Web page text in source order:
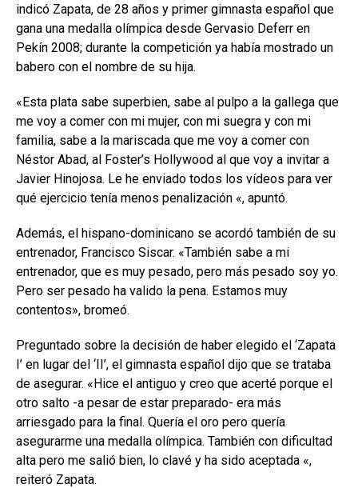
indicó Zapata, de 28 años y primer gimnasta español que
gana una medalla olímpica desde Gervasio Deferr en
Pekín 2008; durante la competición ya había mostrado un
babero con el nombre de su hija.
«Esta plata sabe superbien, sabe al pulpo a la gallega que
me voy a comer con mi mujer, con mi suegra y con mi
familia, sabe a la mariscada que me voy a comer con
Néstor Abad, al Foster’s Hollywood al que voy a invitar a
Javier Hinojosa. Le he enviado todos los vídeos para ver
qué ejercicio tenía menos penalización «, apuntó.
Además, el hispano-dominicano se acordó también de su
entrenador, Francisco Siscar. «También sabe a mi
entrenador, que es muy pesado, pero más pesado soy yo.
Pero ser pesado ha valido la pena. Estamos muy
contentos», bromeó.
Preguntado sobre la decisión de haber elegido el ‘Zapata
I’ en lugar del ‘II’, el gimnasta español dijo que se trataba
de asegurar. «Hice el antiguo y creo que acerté porque el
otro salto -a pesar de estar preparado- era más
arriesgado para la final. Quería el oro pero quería
asegurarme una medalla olímpica. También con dificultad
alta pero me salió bien, lo clavé y ha sido aceptada «,
reiteró Zapata.